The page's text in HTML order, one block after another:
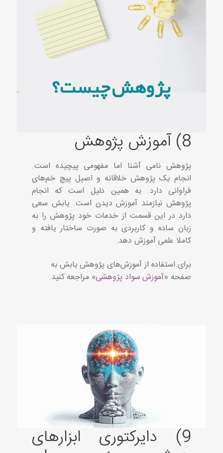
8) آموزش پژوهش
پژوهش نامی آشنا اما مفهومی پیچیده است.
انجام یک پژوهش خلاقانه و اصیل پیچ خم‌های
فراوانی دارد. به همین دلیل است که انجام
پژوهش نیازمند آموزش دیدن است. یابش سعی
دارد در این قسمت از خدمات خود پژوهش را به
زبان ساده و کاربردی به صورت ساختار یافته و
کاملا علمی آموزش دهد.
برای استفاده از آموزش‌های پژوهش یابش به
صفحه «آموزش سواد پژوهشی» مراجعه کنید.
9) دایرکتوری ابزارهای